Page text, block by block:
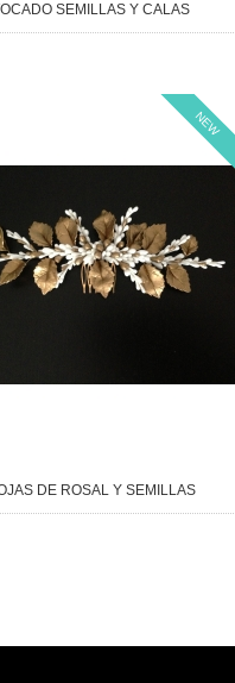
SEMILLAS Y CALAS
NEW
DE ROSAL Y SEMILLAS